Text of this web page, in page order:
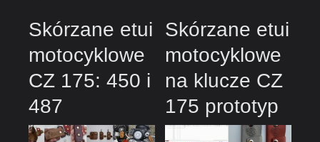
Skórzane etui
motocyklowe
CZ 175: 450 i
487
Skórzane etui
motocyklowe
na klucze CZ
175 prototyp